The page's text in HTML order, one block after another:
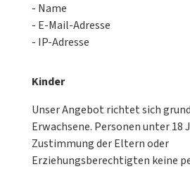
- Name
- E-Mail-Adresse
- IP-Adresse
Kinder
Unser Angebot richtet sich
Erwachsene. Personen unter 18
Zustimmung der Eltern oder
Erziehungsberechtigten keine